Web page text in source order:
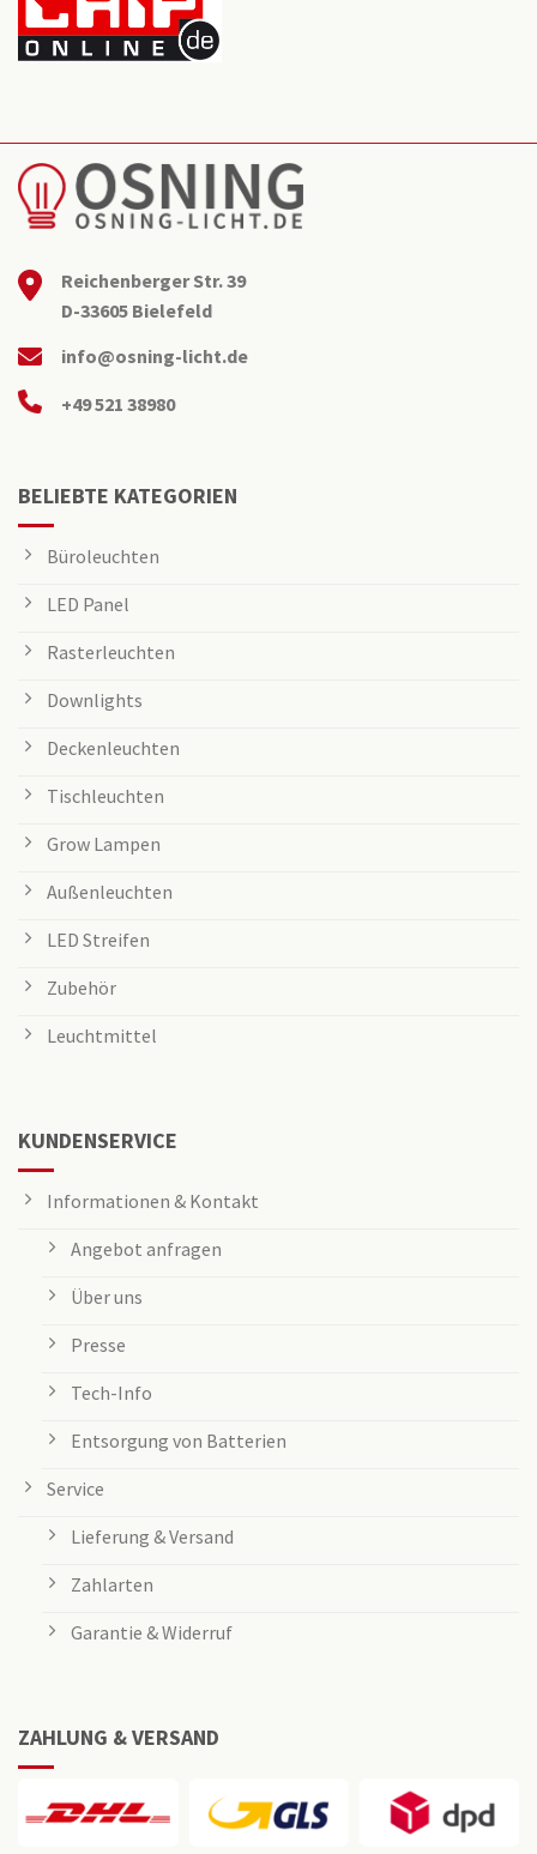
Reichenberger Str. 39
D-33605 Bielefeld
info@osning-licht.de
+49 521 38980
BELIEBTE KATEGORIEN
Büroleuchten
LED Panel
Rasterleuchten
Downlights
Deckenleuchten
Tischleuchten
Grow Lampen
Außenleuchten
LED Streifen
Zubehör
Leuchtmittel
KUNDENSERVICE
Informationen & Kontakt
Angebot anfragen
Über uns
Presse
Tech-Info
Entsorgung von Batterien
Service
Lieferung & Versand
Zahlarten
Garantie & Widerruf
ZAHLUNG & VERSAND